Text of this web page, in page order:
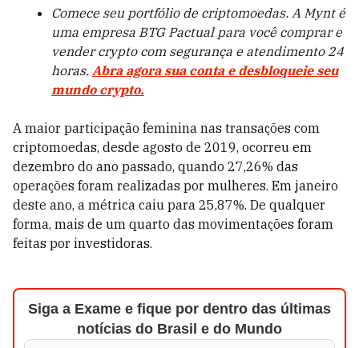
Comece seu portfólio de criptomoedas. A Mynt é
uma empresa BTG Pactual para você comprar e
vender crypto com segurança e atendimento 24
horas. Abra agora sua conta e desbloqueie seu
mundo crypto.
A maior participação feminina nas transações com
criptomoedas, desde agosto de 2019, ocorreu em
dezembro do ano passado, quando 27,26% das
operações foram realizadas por mulheres. Em janeiro
deste ano, a métrica caiu para 25,87%. De qualquer
forma, mais de um quarto das movimentações foram
feitas por investidoras.
Siga a Exame e fique por dentro das últimas
notícias do Brasil e do Mundo